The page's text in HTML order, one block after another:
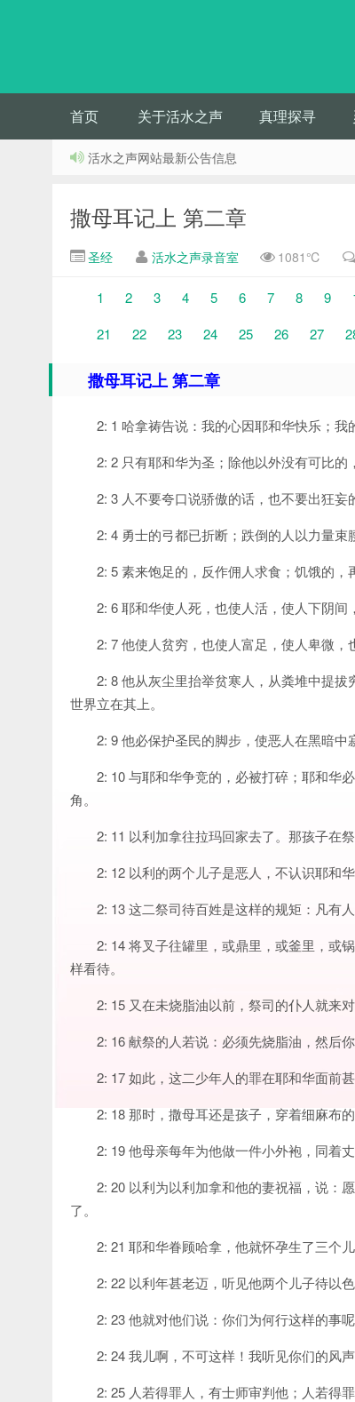
首页 关于活水之声 真理探寻
活水之声网站最新公告信息
撒母耳记上 第二章
圣经 活水之声录音室 1081℃
1 2 3 4 5 6 7 8 9
21
22 23 24 25 26 27
撒母耳记上 第二章
2: 1 哈拿祷告说：我的心因耶和华快乐；我
2: 2 只有耶和华为圣；除他以外没有可比的
2: 3 人不要夸口说骄傲的话，也不要出狂妄
2: 4 勇士的弓都已折断；跌倒的人以力量束
2: 5 素来饱足的，反作佣人求食；饥饿的，
2: 6 耶和华使人死，也使人活，使人下阴间
2: 7 他使人贫穷，也使人富足，使人卑微，
2: 8 他从灰尘里抬举贫寒人，从粪堆中提
世界立在其上。
2: 9 他必保护圣民的脚步，使恶人在黑暗中
2: 10 与耶和华争竞的，必被打碎；耶和华
角。
2: 11 以利加拿往拉玛回家去了。那孩子在
2: 12 以利的两个儿子是恶人，不认识耶和华
2: 13 这二祭司待百姓是这样的规矩：凡有
2: 14 将叉子往罐里，或鼎里，或釜里，或
样看待。
2: 15 又在未烧脂油以前，祭司的仆人就来
2: 16 献祭的人若说：必须先烧脂油，然后
2: 17 如此，这二少年人的罪在耶和华面前
2: 18 那时，撒母耳还是孩子，穿着细麻布
2: 19 他母亲每年为他做一件小外袍，同着
2: 20 以利为以利加拿和他的妻祝福，说：
了。
2: 21 耶和华眷顾哈拿，他就怀孕生了三个
2: 22 以利年甚老迈，听见他两个儿子待以
2: 23 他就对他们说：你们为何行这样的事
2: 24 我儿啊，不可这样！我听见你们的风
2: 25 人若得罪人，有士师审判他；人若得